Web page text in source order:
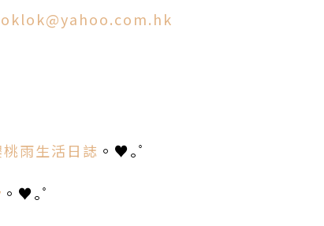
雨生活日誌 。♥｡ﾟ
。♥｡ﾟ